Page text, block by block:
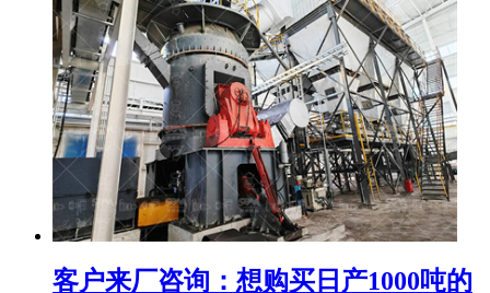
客户来厂咨询：想购买日产1000吨的